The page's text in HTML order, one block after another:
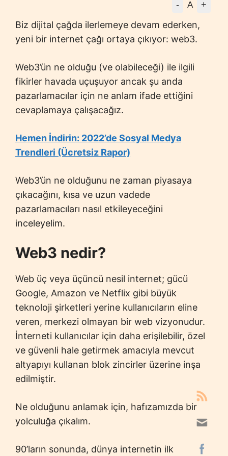
- A +
Biz dijital çağda ilerlemeye devam ederken,
yeni bir internet çağı ortaya çıkıyor: web3.
Web3’ün ne olduğu (ve olabileceği) ile ilgili
fikirler havada uçuşuyor ancak şu anda
pazarlamacılar için ne anlam ifade ettiğini
cevaplamaya çalışacağız.
Hemen İndirin: 2022’de Sosyal Medya
Trendleri (Ücretsiz Rapor)
Web3’ün ne olduğunu ne zaman piyasaya
çıkacağını, kısa ve uzun vadede
pazarlamacıları nasıl etkileyeceğini
inceleyelim.
Web3 nedir?
Web üç veya üçüncü nesil internet; gücü
Google, Amazon ve Netflix gibi büyük
teknoloji şirketleri yerine kullanıcıların eline
veren, merkezi olmayan bir web vizyonudur.
İnterneti kullanıcılar için daha erişilebilir, özel
ve güvenli hale getirmek amacıyla mevcut
altyapıyı kullanan blok zincirler üzerine inşa
edilmiştir.
Ne olduğunu anlamak için, hafızamızda bir
yolculuğa çıkalım.
90’ların sonunda, dünya internetin ilk